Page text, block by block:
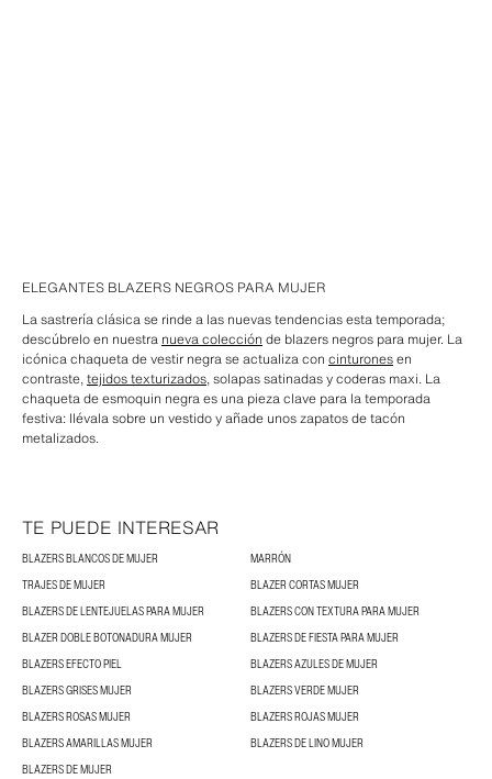
ELEGANTES BLAZERS NEGROS PARA MUJER
La sastrería clásica se rinde a las nuevas tendencias esta temporada;
descúbrelo en nuestra nueva colección de blazers negros para mujer. La
icónica chaqueta de vestir negra se actualiza con cinturonesen
contraste,tejidos texturizados, solapas satinadas y coderas maxi. La
chaqueta de esmoquin negra es una pieza clave para la temporada
festiva: llévala sobre un vestido y añade unos zapatos de tacón
metalizados.
TE PUEDE INTERESAR
BLAZERS BLANCOS DE MUJER
MARRÓN
TRAJES DE MUJER
BLAZER CORTAS MUJER
BLAZERS DE LENTEJUELAS PARA MUJER
BLAZERS CON TEXTURA PARA MUJER
BLAZER DOBLE BOTONADURA MUJER
BLAZERS DE FIESTA PARA MUJER
BLAZERS EFECTO PIEL
BLAZERS AZULES DE MUJER
BLAZERS GRISES MUJER
BLAZERS VERDE MUJER
BLAZERS ROSAS MUJER
BLAZERS ROJAS MUJER
BLAZERS AMARILLAS MUJER
BLAZERS DE LINO MUJER
BLAZERS DE MUJER